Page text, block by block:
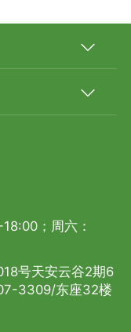
；周六：
号天安云谷2期6
3309/东座32楼